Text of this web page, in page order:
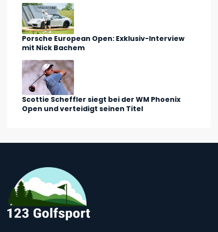
Porsche European Open: Exklusiv-Interview
mit Nick Bachem
Scottie Scheffler siegt bei der WM Phoenix
Open und verteidigt seinen Titel